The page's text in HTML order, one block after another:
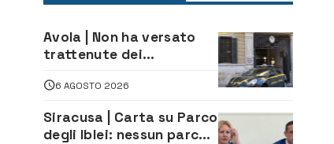
Avola | Non ha versato
trattenute dei
oltre 700 mila euro a
imprenditore della
climatizzazione
6 AGOSTO 2026
Siracusa | Carta su Parco
degli Iblei: nessun parco